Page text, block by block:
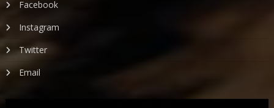
Facebook
Instagram
Twitter
Email